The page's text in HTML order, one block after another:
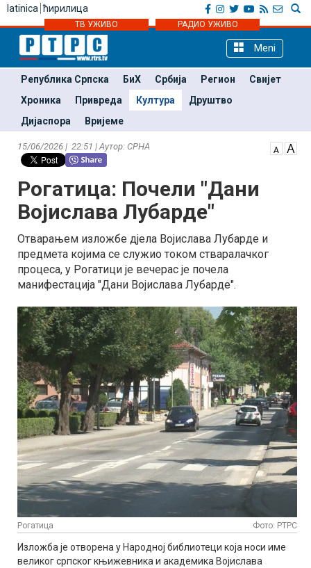
latinica ћирилица
ТВ УЖИВО РАДИО УЖИВО
Meni
Република Српска БиХ Србија Регион
Свијет
Хроника
Привреда Култура
Друштво
Дијаспора
Вријеме
15/06/2026 | 22:51 | Аутор: СРНА
Рогатица: Почели "Дани
Војислава Лубарде"
Отварањем изложбе дјела Војислава Лубарде и
предмета којима се служио током стваралачког
процеса, у Рогатици је вечерас је почела
манифестација "Дани Војислава Лубарде".
Рогатица Фото: РТРС
Изложба је отворена у Народној библиотеци која носи име
великог српског књижевника и академика Војислава